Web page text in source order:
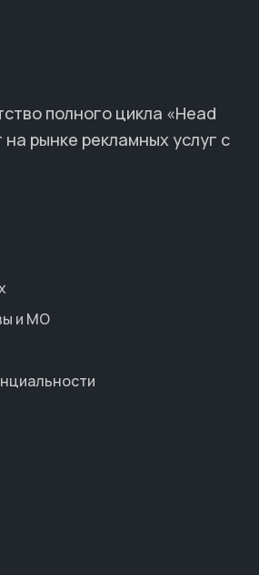
полного цикла «Head
рынке рекламных услуг с
и МО